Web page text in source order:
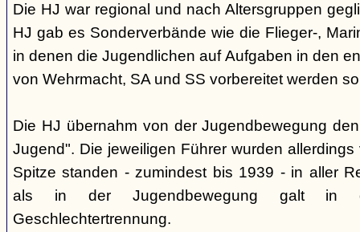
Die HJ war regional und nach Altersgruppen
HJ gab es Sonderverbände wie die Flieger-,
in denen die Jugendlichen auf Aufgaben in den
von Wehrmacht, SA und SS vorbereitet werden
Die HJ übernahm von der Jugendbewegung
Jugend". Die jeweiligen Führer wurden
Spitze standen - zumindest bis 1939 - in aller
als in der Jugendbewegung galt in
Geschlechtertrennung.